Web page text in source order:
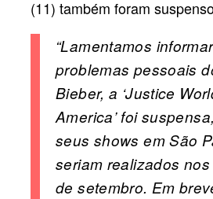
(11) também foram
“Lamentamos
problemas pessoais
Bieber, a ‘Justice
America’ foi
seus shows em São
seriam realizados
de setembro. Em